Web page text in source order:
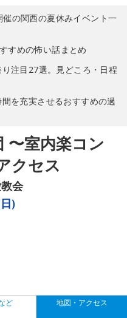
の関西の夏休みイベント一
すめの怖い話まとめ
り注目27選。見どころ・日程
を充実させるおすすめの過
〜室内楽コン
クセス
会
)
ど 地図・アクセス